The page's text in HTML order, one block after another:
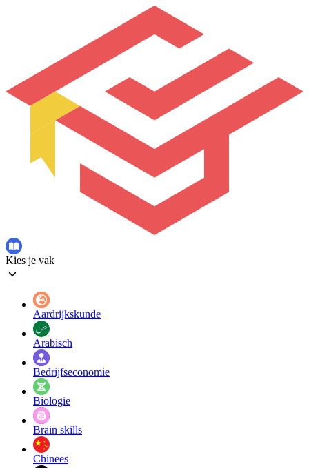
Kies je vak
Aardrijkskunde
Arabisch
Bedrijfseconomie
Biologie
Brain skills
Chinees